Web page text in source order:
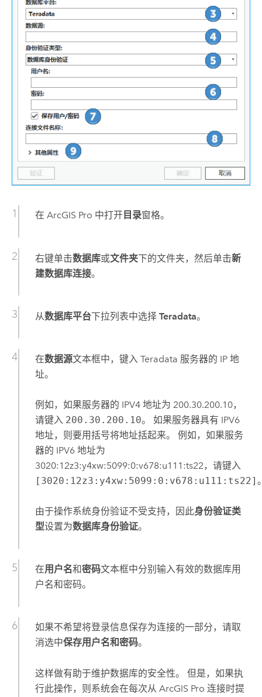
在 ArcGIS Pro 中打开 目录窗格。
右键单击数据库或文件夹下的文件夹，然后单击新
建数据库连接。
从数据库平台下拉列表中选择 Teradata。
在数据源文本框中，键入 Teradata 服务器的 IP 地
址。
例如，如果服务器的 IPV4 地址为 200.30.200.10，
请键入 200.30.200.10。 如果服务器具有 IPV6
地址，则要用括号将地址括起来。 例如，如果服务
器的 IPV6 地址为
3020:12z3:y4xw:5099:0:v678:u111:ts22，请键入
[3020:12z3:y4xw:5099:0:v678:u111:ts22]
由于操作系统身份验证不受支持，因此身份验证类
型设置为数据库身份验证。
在用户名和密码文本框中分别输入有效的数据库用
户名和密码。
如果不希望将登录信息保存为连接的一部分，请取
消选中保存用户名和密码。
这样做有助于维护数据库的安全性。 但是，如果执
行此操作，则系统会在每次从 ArcGIS Pro 连接时提